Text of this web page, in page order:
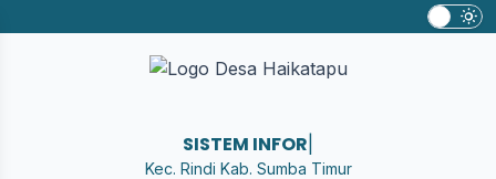
SISTEM INFORMASI D
Kec. Rindi Kab. Sumba Timur